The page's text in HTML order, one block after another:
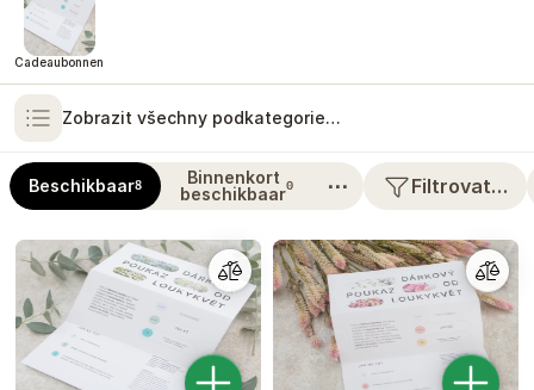
Cadeaubonnen
Zobrazit všechny podkategorie…
Beschikbaar8
Binnenkort
beschikbaar0 ⋯ Filtrovat…